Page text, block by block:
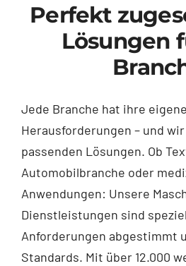
Perfekt
Lösungen
Jede Branche hat ihre
Herausforderungen – und
passenden Lösungen. Ob
Automobilbranche oder
Anwendungen: Unsere
Dienstleistungen sind
Anforderungen abgestimmt
Standards. Mit über 12.000